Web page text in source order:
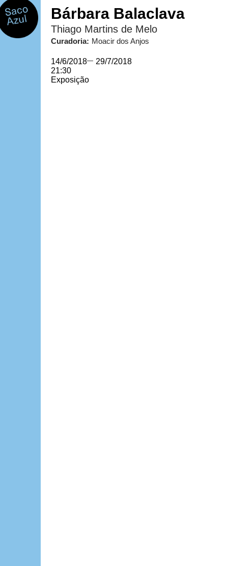
Bárbara Balaclava
Thiago Martins de Melo
Curadoria: Moacir dos Anjos
14/6/2018— 29/7/2018
21:30
Exposição